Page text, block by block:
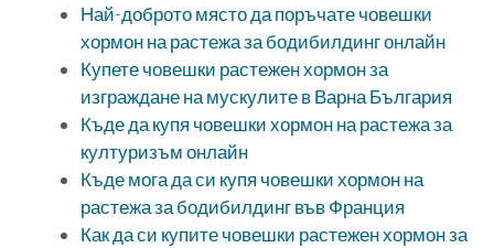
Най-доброто място да поръчате човешки
хормон на растежа за бодибилдинг онлайн
Купете човешки растежен хормон за
изграждане на мускулите в Варна България
Къде да купя човешки хормон на растежа за
културизъм онлайн
Къде мога да си купя човешки хормон на
растежа за бодибилдинг във Франция
Как да си купите човешки растежен хормон за